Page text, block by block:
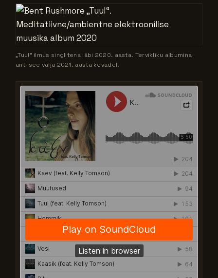
„Tuul“ ilmus singlitena läbi 2020. aasta. Tervikliku albumina
anti see välja 2021. aasta kevadel.